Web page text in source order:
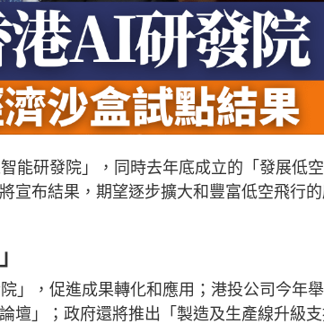
能研發院」，同時去年底成立的「發展低
宣布結果，期望逐步擴大和豐富低空飛行
」，促進成果轉化和應用；港投公司今年
壇」；政府還將推出「製造及生產線升級